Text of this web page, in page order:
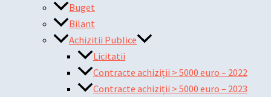
Buget
Bilant
Achizitii Publice
Licitatii
Contracte achiziții > 5000 euro – 2022
Contracte achiziții > 5000 euro – 2023